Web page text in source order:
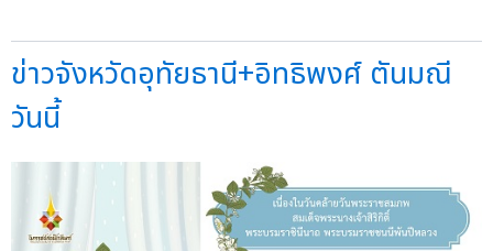
ข่าวจังหวัดอุทัยธานี+อิทธิพงศ์ ตันมณี
วันนี้